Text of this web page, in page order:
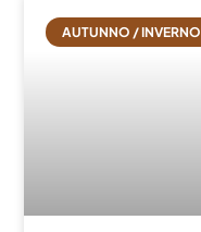
AUTUNNO / INVERNO